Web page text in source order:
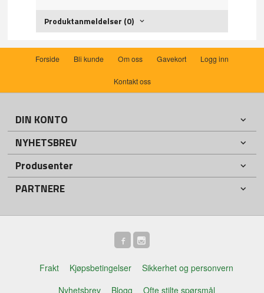
Produktanmeldelser (0)
Forside Bli kunde Om oss Gavekort Logg inn
Kontakt oss
DIN KONTO
NYHETSBREV
Produsenter
PARTNERE
Frakt Kjøpsbetingelser
Sikkerhet og personvern
Nyhetsbrev
Blogg Ofte stilte spørsmål